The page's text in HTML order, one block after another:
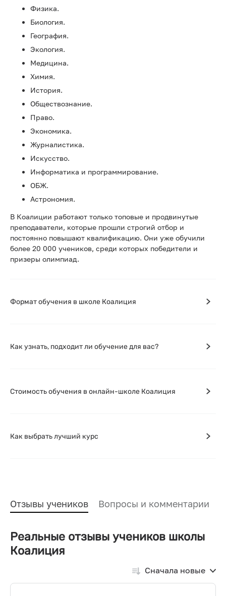
Физика.
Биология.
География.
Экология.
Медицина.
Химия.
История.
Обществознание.
Право.
Экономика.
Журналистика.
Искусство.
Информатика и программирование.
ОБЖ.
Астрономия.
В Коалиции работают только топовые и продвинутые
преподаватели, которые прошли строгий отбор и
постоянно повышают квалификацию. Они уже обучили
более 20 000 учеников, среди которых победители и
призеры олимпиад.
Формат обучения в школе Коалиция
Как узнать, подходит ли обучение для вас?
Стоимость обучения в онлайн-школе Коалиция
Как выбрать лучший курс
Отзывы учеников Вопросы и комментарии
Реальные отзывы учеников школы
Коалиция
Сначала новые